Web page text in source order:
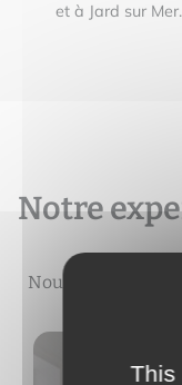
et à Jard sur Mer.
Notre
Nous vous
This